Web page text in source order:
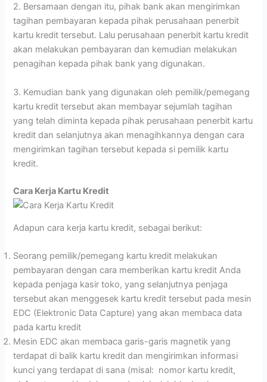
2. Bersamaan dengan itu, pihak bank akan mengirimkan
tagihan pembayaran kepada pihak perusahaan penerbit
kartu kredit tersebut. Lalu perusahaan penerbit kartu kredit
akan melakukan pembayaran dan kemudian melakukan
penagihan kepada pihak bank yang digunakan.
3. Kemudian bank yang digunakan oleh pemilik/pemegang
kartu kredit tersebut akan membayar sejumlah tagihan
yang telah diminta kepada pihak perusahaan penerbit kartu
kredit dan selanjutnya akan menagihkannya dengan cara
mengirimkan tagihan tersebut kepada si pemilik kartu
kredit.
Cara Kerja Kartu Kredit
Adapun cara kerja kartu kredit, sebagai berikut:
Seorang pemilik/pemegang kartu kredit melakukan
pembayaran dengan cara memberikan kartu kredit Anda
kepada penjaga kasir toko, yang selanjutnya penjaga
tersebut akan menggesek kartu kredit tersebut pada mesin
EDC (Elektronic Data Capture) yang akan membaca data
pada kartu kredit
Mesin EDC akan membaca garis-garis magnetik yang
terdapat di balik kartu kredit dan mengirimkan informasi
kunci yang terdapat di sana (misal: nomor kartu kredit,